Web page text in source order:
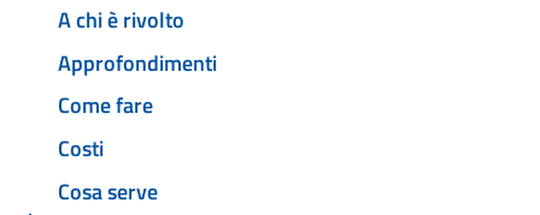
A chi è rivolto
Approfondimenti
Come fare
Costi
Cosa serve